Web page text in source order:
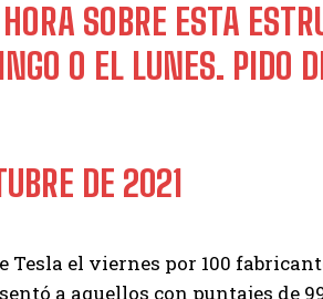
SOBRE ESTA
O EL LUNES. PIDO
DE 2021
el viernes por 100
a aquellos con puntajes de